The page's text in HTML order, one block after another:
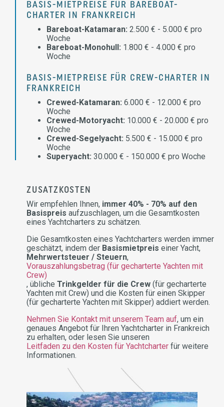
BASIS-MIETPREISE FÜR BAREBOAT-
CHARTER IN FRANKREICH
Bareboat-Katamaran: 2.500 € - 5.000 € pro
Woche
Bareboat-Monohull: 1.800 € - 4.000 € pro
Woche
BASIS-MIETPREISE FÜR CREW-CHARTER IN
FRANKREICH
Crewed-Katamaran: 6.000 € - 12.000 € pro
Woche
Crewed-Motoryacht: 10.000 € - 20.000 € pro
Woche
Crewed-Segelyacht: 5.500 € - 15.000 € pro
Woche
Superyacht: 30.000 € - 150.000 € pro Woche
ZUSATZKOSTEN
Wir empfehlen Ihnen, immer 40% - 70% auf den
Basispreis aufzuschlagen, um die Gesamtkosten
eines Yachtcharters zu schätzen.
Die Gesamtkosten eines Yachtcharters werden immer
geschätzt, indem der Basismietpreis einer Yacht,
Mehrwertsteuer / Steuern,
Vorauszahlungsbetrag (für gecharterte Yachten mit
Crew)
, übliche Trinkgelder für die Crew (für gecharterte
Yachten mit Crew) und die Kosten für einen Skipper
(für gecharterte Yachten mit Skipper) addiert werden.
Nehmen Sie Kontakt mit unserem Team auf, um ein
genaues Angebot für Ihren Yachtcharter in Frankreich
zu erhalten, oder lesen Sie unseren
Leitfaden zu den Kosten für Yachtcharter für weitere
Informationen.